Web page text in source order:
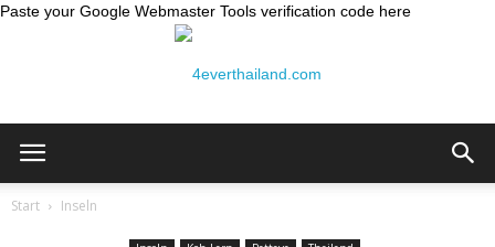
Paste your Google Webmaster Tools verification code here
Start Inseln